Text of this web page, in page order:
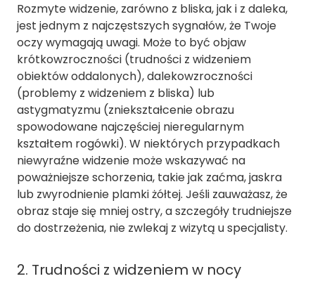
Rozmyte widzenie, zarówno z bliska, jak i z daleka,
jest jednym z najczęstszych sygnałów, że Twoje
oczy wymagają uwagi. Może to być objaw
krótkowzroczności (trudności z widzeniem
obiektów oddalonych), dalekowzroczności
(problemy z widzeniem z bliska) lub
astygmatyzmu (zniekształcenie obrazu
spowodowane najczęściej nieregularnym
kształtem rogówki). W niektórych przypadkach
niewyraźne widzenie może wskazywać na
poważniejsze schorzenia, takie jak zaćma, jaskra
lub zwyrodnienie plamki żółtej. Jeśli zauważasz, że
obraz staje się mniej ostry, a szczegóły trudniejsze
do dostrzeżenia, nie zwlekaj z wizytą u specjalisty.
2. Trudności z widzeniem w nocy